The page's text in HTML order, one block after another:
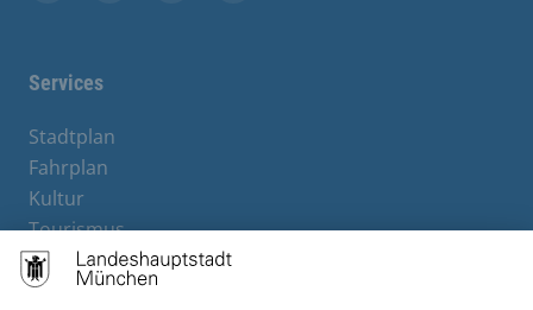
Services
Stadtplan
Fahrplan
Kultur
Tourismus
M-Strom
Bürgerservice